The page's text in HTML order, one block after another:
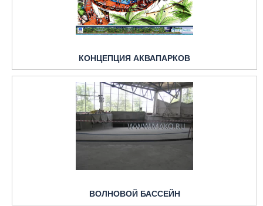
КОНЦЕПЦИЯ АКВАПАРКОВ
ВОЛНОВОЙ БАССЕЙН